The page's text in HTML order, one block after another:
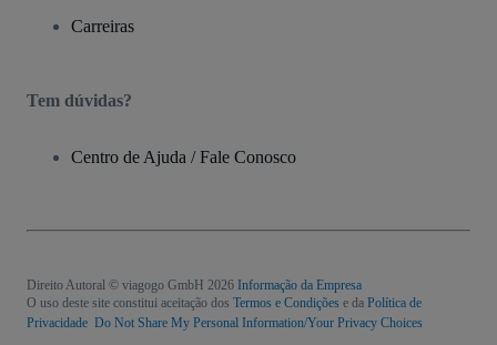
Carreiras
Tem dúvidas?
Centro de Ajuda / Fale Conosco
Direito Autoral © viagogo GmbH 2026 Informação da Empresa
O uso deste site constitui aceitação dos Termos e Condições e da Política de
Privacidade Do Not Share My Personal Information/Your Privacy Choices